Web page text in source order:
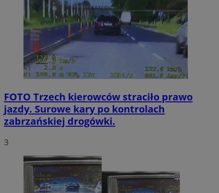
FOTO Trzech kierowców straciło prawo
jazdy. Surowe kary po kontrolach
zabrzańskiej drogówki.
3